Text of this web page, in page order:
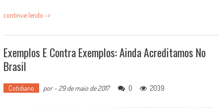
continue lendo ->
Exemplos E Contra Exemplos: Ainda Acreditamos No
Brasil
Cotidiano por-29 de maio de 2017 0 2039